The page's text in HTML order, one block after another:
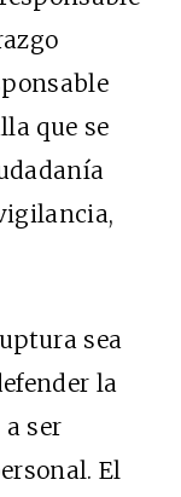
que se
sea
la
ser
El